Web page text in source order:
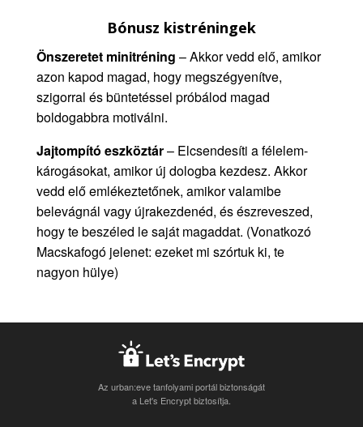
Bónusz kistréningek
Önszeretet minitréning – Akkor vedd elő, amikor
azon kapod magad, hogy megszégyenítve,
szigorral és büntetéssel próbálod magad
boldogabbra motiválni.
Jajtompító eszköztár– Elcsendesíti a félelem-
károgásokat, amikor új dologba kezdesz. Akkor
vedd elő emlékeztetőnek, amikor valamibe
belevágnál vagy újrakezdenéd, és észreveszed,
hogy te beszéled le saját magaddat. (Vonatkozó
Macskafogó jelenet: ezeket mi szórtuk ki, te
nagyon hülye)
Az urban:eve tanfolyami portál biztonságát
a Let's Encrypt biztosítja.